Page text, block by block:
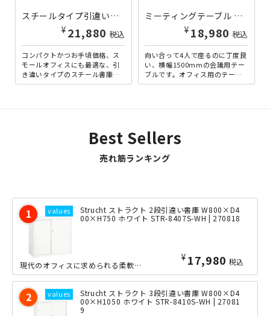
スチールタイプ引違い書庫 SON33シリーズ W880×D400×H880 SON-33S | 866409
¥ 21,880 税込
コンパクトかつお手頃価格、ス
モールオフィスにも最適な、引
き違いタイプのスチール書庫で
す。引き違いにする事により、
ミーティングテーブル TKシャープタイプ W1500×D750×H700 ホワイト ←旧TK-1575-WT TK-1575-WH | 269149
¥ 18,980 税込
向い合って4人で座るのに丁度良
い、横幅1500mmの会議用テー
ブルです。オフィス用のテーブ
ルとして、最もオーソドックス
Best Sellers
売れ筋ランキング
Strucht ストラクト 2段引違い書庫 W800×D4
00×H750 ホワイト STR-8407S-WH | 270818
¥ 17,980 税込
現代のオフィスに求められる柔軟性・効率性・美しさを兼ね備えた、当店オリジナルの組...
Strucht ストラクト 3段引違い書庫 W800×D4
00×H1050 ホワイト STR-8410S-WH | 27081
9